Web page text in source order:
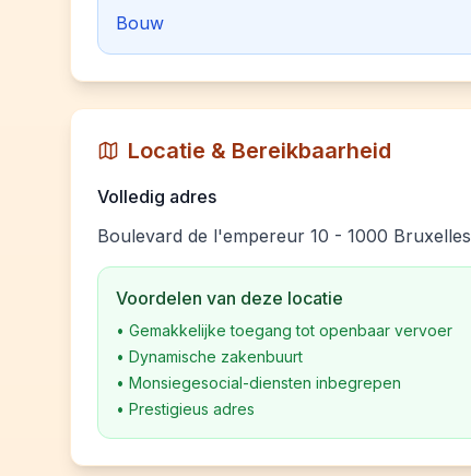
Bouw
Locatie & Bereikbaarheid
Volledig adres
Boulevard de l'empereur 10 - 1000 Bruxelles
Voordelen van deze locatie
• Gemakkelijke toegang tot openbaar vervoer
• Dynamische zakenbuurt
• Monsiegesocial-diensten inbegrepen
• Prestigieus adres